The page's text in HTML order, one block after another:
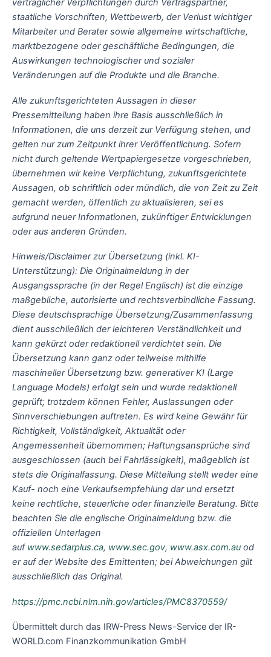
vertraglicher Verpflichtungen durch Vertragspartner,
staatliche Vorschriften, Wettbewerb, der Verlust wichtiger
Mitarbeiter und Berater sowie allgemeine wirtschaftliche,
marktbezogene oder geschäftliche Bedingungen, die
Auswirkungen technologischer und sozialer
Veränderungen auf die Produkte und die Branche.
Alle zukunftsgerichteten Aussagen in dieser
Pressemitteilung haben ihre Basis ausschließlich in
Informationen, die uns derzeit zur Verfügung stehen, und
gelten nur zum Zeitpunkt ihrer Veröffentlichung. Sofern
nicht durch geltende Wertpapiergesetze vorgeschrieben,
übernehmen wir keine Verpflichtung, zukunftsgerichtete
Aussagen, ob schriftlich oder mündlich, die von Zeit zu Zeit
gemacht werden, öffentlich zu aktualisieren, sei es
aufgrund neuer Informationen, zukünftiger Entwicklungen
oder aus anderen Gründen.
Hinweis/Disclaimer zur Übersetzung (inkl. KI-
Unterstützung): Die Originalmeldung in der
Ausgangssprache (in der Regel Englisch) ist die einzige
maßgebliche, autorisierte und rechtsverbindliche Fassung.
Diese deutschsprachige Übersetzung/Zusammenfassung
dient ausschließlich der leichteren Verständlichkeit und
kann gekürzt oder redaktionell verdichtet sein. Die
Übersetzung kann ganz oder teilweise mithilfe
maschineller Übersetzung bzw. generativer KI (Large
Language Models) erfolgt sein und wurde redaktionell
geprüft; trotzdem können Fehler, Auslassungen oder
Sinnverschiebungen auftreten. Es wird keine Gewähr für
Richtigkeit, Vollständigkeit, Aktualität oder
Angemessenheit übernommen; Haftungsansprüche sind
ausgeschlossen (auch bei Fahrlässigkeit), maßgeblich ist
stets die Originalfassung. Diese Mitteilung stellt weder eine
Kauf- noch eine Verkaufsempfehlung dar und ersetzt
keine rechtliche, steuerliche oder finanzielle Beratung. Bitte
beachten Sie die englische Originalmeldung bzw. die
offiziellen Unterlagen
auf www.sedarplus.ca, www.sec.gov, www.asx.com.au od
er auf der Website des Emittenten; bei Abweichungen gilt
ausschließlich das Original.
https://pmc.ncbi.nlm.nih.gov/articles/PMC8370559/
Übermittelt durch das IRW-Press News-Service der IR-
WORLD.com Finanzkommunikation GmbH